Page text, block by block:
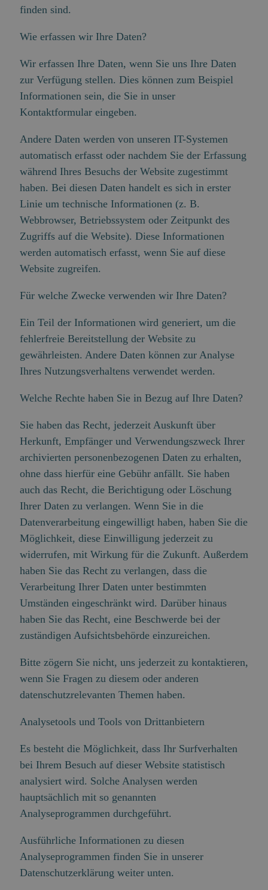
finden sind.
Wie erfassen wir Ihre Daten?
Wir erfassen Ihre Daten, wenn Sie uns Ihre Daten
zur Verfügung stellen. Dies können zum Beispiel
Informationen sein, die Sie in unser
Kontaktformular eingeben.
Andere Daten werden von unseren IT-Systemen
automatisch erfasst oder nachdem Sie der Erfassung
während Ihres Besuchs der Website zugestimmt
haben. Bei diesen Daten handelt es sich in erster
Linie um technische Informationen (z. B.
Webbrowser, Betriebssystem oder Zeitpunkt des
Zugriffs auf die Website). Diese Informationen
werden automatisch erfasst, wenn Sie auf diese
Website zugreifen.
Für welche Zwecke verwenden wir Ihre Daten?
Ein Teil der Informationen wird generiert, um die
fehlerfreie Bereitstellung der Website zu
gewährleisten. Andere Daten können zur Analyse
Ihres Nutzungsverhaltens verwendet werden.
Welche Rechte haben Sie in Bezug auf Ihre Daten?
Sie haben das Recht, jederzeit Auskunft über
Herkunft, Empfänger und Verwendungszweck Ihrer
archivierten personenbezogenen Daten zu erhalten,
ohne dass hierfür eine Gebühr anfällt. Sie haben
auch das Recht, die Berichtigung oder Löschung
Ihrer Daten zu verlangen. Wenn Sie in die
Datenverarbeitung eingewilligt haben, haben Sie die
Möglichkeit, diese Einwilligung jederzeit zu
widerrufen, mit Wirkung für die Zukunft. Außerdem
haben Sie das Recht zu verlangen, dass die
Verarbeitung Ihrer Daten unter bestimmten
Umständen eingeschränkt wird. Darüber hinaus
haben Sie das Recht, eine Beschwerde bei der
zuständigen Aufsichtsbehörde einzureichen.
Bitte zögern Sie nicht, uns jederzeit zu kontaktieren,
wenn Sie Fragen zu diesem oder anderen
datenschutzrelevanten Themen haben.
Analysetools und Tools von Drittanbietern
Es besteht die Möglichkeit, dass Ihr Surfverhalten
bei Ihrem Besuch auf dieser Website statistisch
analysiert wird. Solche Analysen werden
hauptsächlich mit so genannten
Analyseprogrammen durchgeführt.
Ausführliche Informationen zu diesen
Analyseprogrammen finden Sie in unserer
Datenschutzerklärung weiter unten.